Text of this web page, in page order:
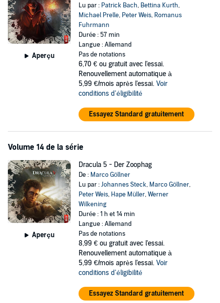
Aperçu
Lu par : Patrick Bach, Bettina Kurth,
Michael Prelle, Peter Weis, Romanus
Fuhrmann
Durée : 57 min
Langue : Allemand
Pas de notations
6,70 € ou gratuit avec l'essai.
Renouvellement automatique à
5,99 €/mois après l'essai. Voir
conditions d'éligibilité
Essayez Standard gratuitement
Volume 14 de la série
Aperçu
Dracula 5 - Der Zoophag
De : Marco Göllner
Lu par :Johannes Steck, Marco Göllner,
Peter Weis, Hape Müller,Werner
Wilkening
Durée : 1 h et 14 min
Langue : Allemand
Pas de notations
8,99 € ou gratuit avec l'essai.
Renouvellement automatique à
5,99 €/mois après l'essai. Voir
conditions d'éligibilité
Essayez Standard gratuitement